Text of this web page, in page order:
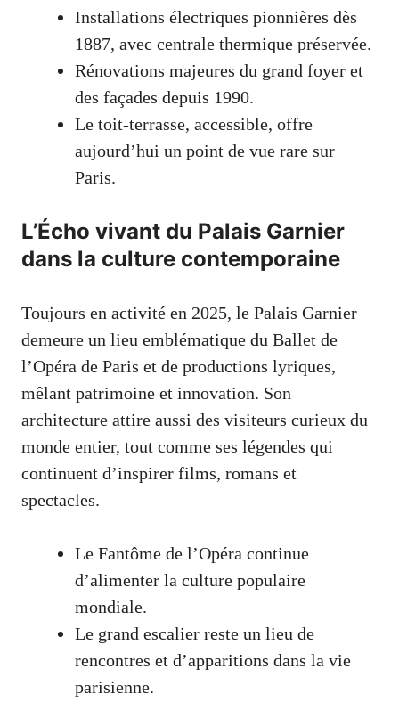
Installations électriques pionnières dès
1887, avec centrale thermique préservée.
Rénovations majeures du grand foyer et
des façades depuis 1990.
Le toit-terrasse, accessible, offre
aujourd’hui un point de vue rare sur
Paris.
L’Écho vivant du Palais Garnier
dans la culture contemporaine
Toujours en activité en 2025, le Palais Garnier
demeure un lieu emblématique du Ballet de
l’Opéra de Paris et de productions lyriques,
mêlant patrimoine et innovation. Son
architecture attire aussi des visiteurs curieux du
monde entier, tout comme ses légendes qui
continuent d’inspirer films, romans et
spectacles.
Le Fantôme de l’Opéra continue
d’alimenter la culture populaire
mondiale.
Le grand escalier reste un lieu de
rencontres et d’apparitions dans la vie
parisienne.